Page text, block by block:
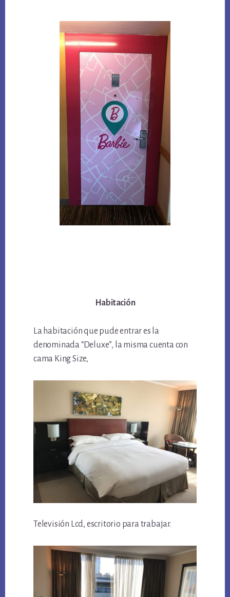
Habitación
La habitación que pude entrar es la
denominada “Deluxe”, la misma cuenta con
cama King Size,
Televisión Lcd, escritorio para trabajar.